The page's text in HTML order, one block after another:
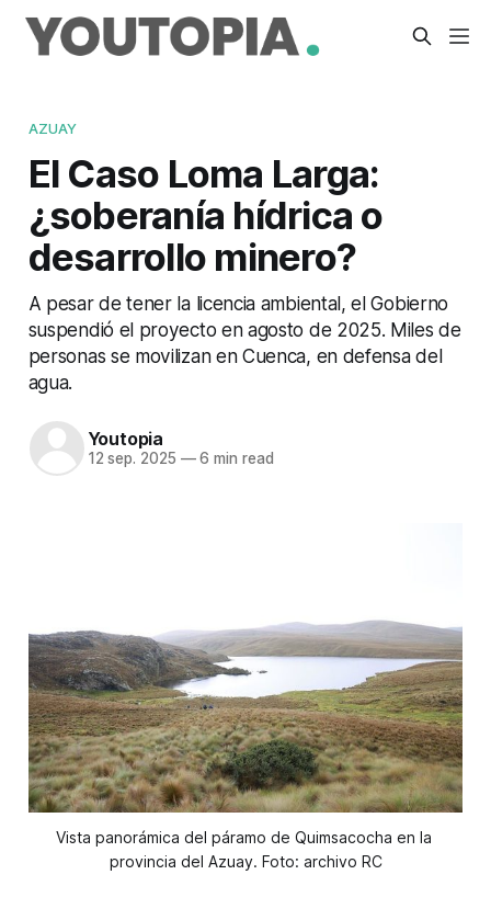
AZUAY
El Caso Loma Larga:
¿soberanía hídrica o
desarrollo minero?
A pesar de tener la licencia ambiental, el Gobierno
suspendió el proyecto en agosto de 2025. Miles de
personas se movilizan en Cuenca, en defensa del
agua.
Youtopia
12 sep. 2025 —6 min read
Vista panorámica del páramo de Quimsacocha en la
provincia del Azuay. Foto: archivo RC